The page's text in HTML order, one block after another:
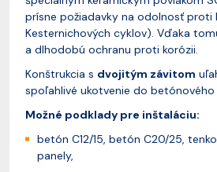
prísne požiadavky na odolnosť proti
Kesternichových cyklov). Vďaka
a dlhodobú ochranu proti korózii.
Konštrukcia s dvojitým závitom
spoľahlivé ukotvenie do
Možné podklady pre inštaláciu:
betón C12/15, betón C20/25,
panely,